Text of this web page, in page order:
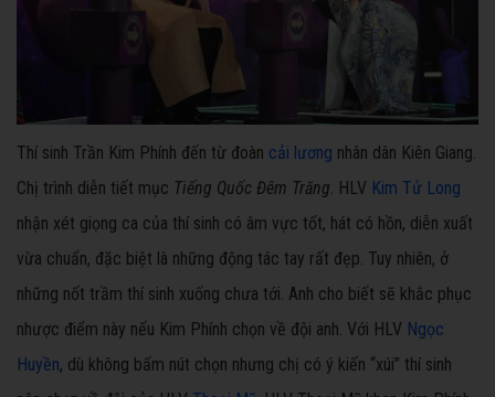
Thí sinh Trần Kim Phính đến từ đoàn cải lương nhân dân Kiên Giang.
Chị trình diễn tiết mục Tiếng Quốc Đêm Trăng. HLV Kim Tử Long
nhận xét giọng ca của thí sinh có âm vực tốt, hát có hồn, diễn xuất
vừa chuẩn, đặc biệt là những động tác tay rất đẹp. Tuy nhiên, ở
những nốt trầm thí sinh xuống chưa tới. Anh cho biết sẽ khắc phục
nhược điểm này nếu Kim Phính chọn về đội anh. Với HLV Ngọc
Huyền, dù không bấm nút chọn nhưng chị có ý kiến “xúi” thí sinh